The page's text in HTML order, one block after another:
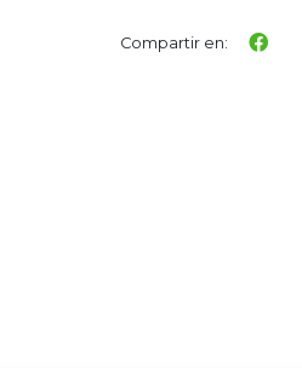
Compartir en: